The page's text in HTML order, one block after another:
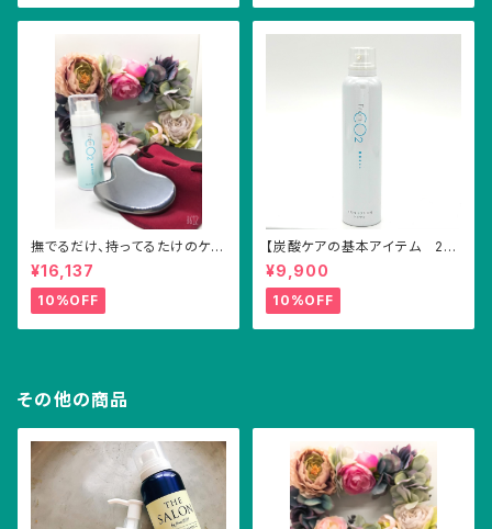
撫でるだけ、持ってるたけのケ
ア⁈ 送料無料 テラヘルツかっ
さ&ビューティーオイル
¥16,137
10%OFF
【炭酸ケアの基本アイテム 2本
セット】ノーマル スキンローシ
ョン(炭酸化粧水）
¥9,900
10%OFF
その他の商品